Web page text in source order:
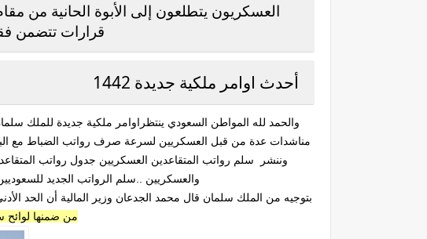
العسكريون يتطلعون إلى الأبوة الحانية من
قرارات تتضمن
أحدث اوامر ملكية جديدة 1442
والحمد لله المواطن السعودي ينتظراوامر ملكية جديدة للملك
مناشدات عدة من قبل العسكريين لسرعة صرف رواتب الضباط مع
والعسكريين ..سلم الرواتب الجديد للسعوديين ولغير
بتوجيه من الملك سلمان قال محمد الجدعان وزير المالية أن الحد
من ضمنها لوائح